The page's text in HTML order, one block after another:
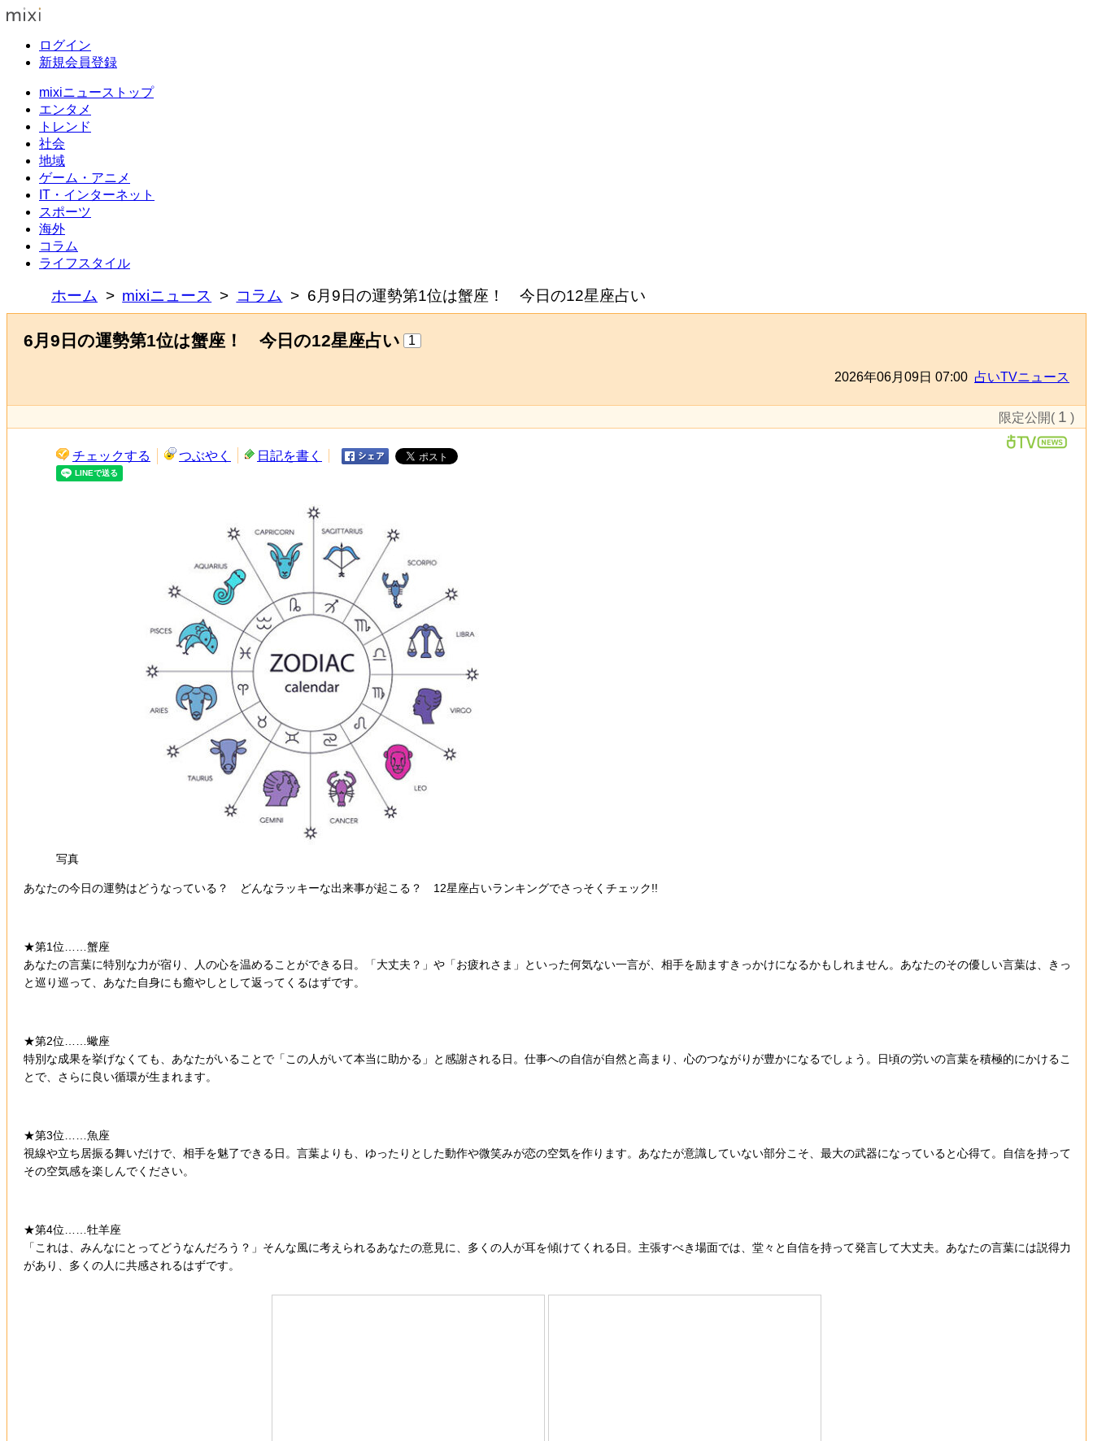
ログイン
新規会員登録
mixiニューストップ
エンタメ
トレンド
社会
地域
ゲーム・アニメ
IT・インターネット
スポーツ
海外
コラム
ライフスタイル
ホーム mixiニュース コラム 6月9日の運勢第1位は蟹座！ 今日の12星座占い
6月9日の運勢第1位は蟹座！ 今日の12星座占い 1
2026年06月09日 07:00 占いTVニュース
限定公開( 1 )
チェックする つぶやく 日記を書く
写真
あなたの今日の運勢はどうなっている？ どんなラッキーな出来事が起こる？ 12星座占いランキングでさっそくチェック!!
★第1位……蟹座
あなたの言葉に特別な力が宿り、人の心を温めることができる日。「大丈夫？」や「お疲れさま」といった何気ない一言が、相手を励ますきっかけになるかもしれません。あなたのその優しい言葉は、きっ
と巡り巡って、あなた自身にも癒やしとして返ってくるはずです。
★第2位……蠍座
特別な成果を挙げなくても、あなたがいることで「この人がいて本当に助かる」と感謝される日。仕事への自信が自然と高まり、心のつながりが豊かになるでしょう。日頃の労いの言葉を積極的にかけるこ
とで、さらに良い循環が生まれます。
★第3位……魚座
視線や立ち居振る舞いだけで、相手を魅了できる日。言葉よりも、ゆったりとした動作や微笑みが恋の空気を作ります。あなたが意識していない部分こそ、最大の武器になっていると心得て。自信を持って
その空気感を楽しんでください。
★第4位……牡羊座
「これは、みんなにとってどうなんだろう？」そんな風に考えられるあなたの意見に、多くの人が耳を傾けてくれる日。主張すべき場面では、堂々と自信を持って発言して大丈夫。あなたの言葉には説得力
があり、多くの人に共感されるはずです。